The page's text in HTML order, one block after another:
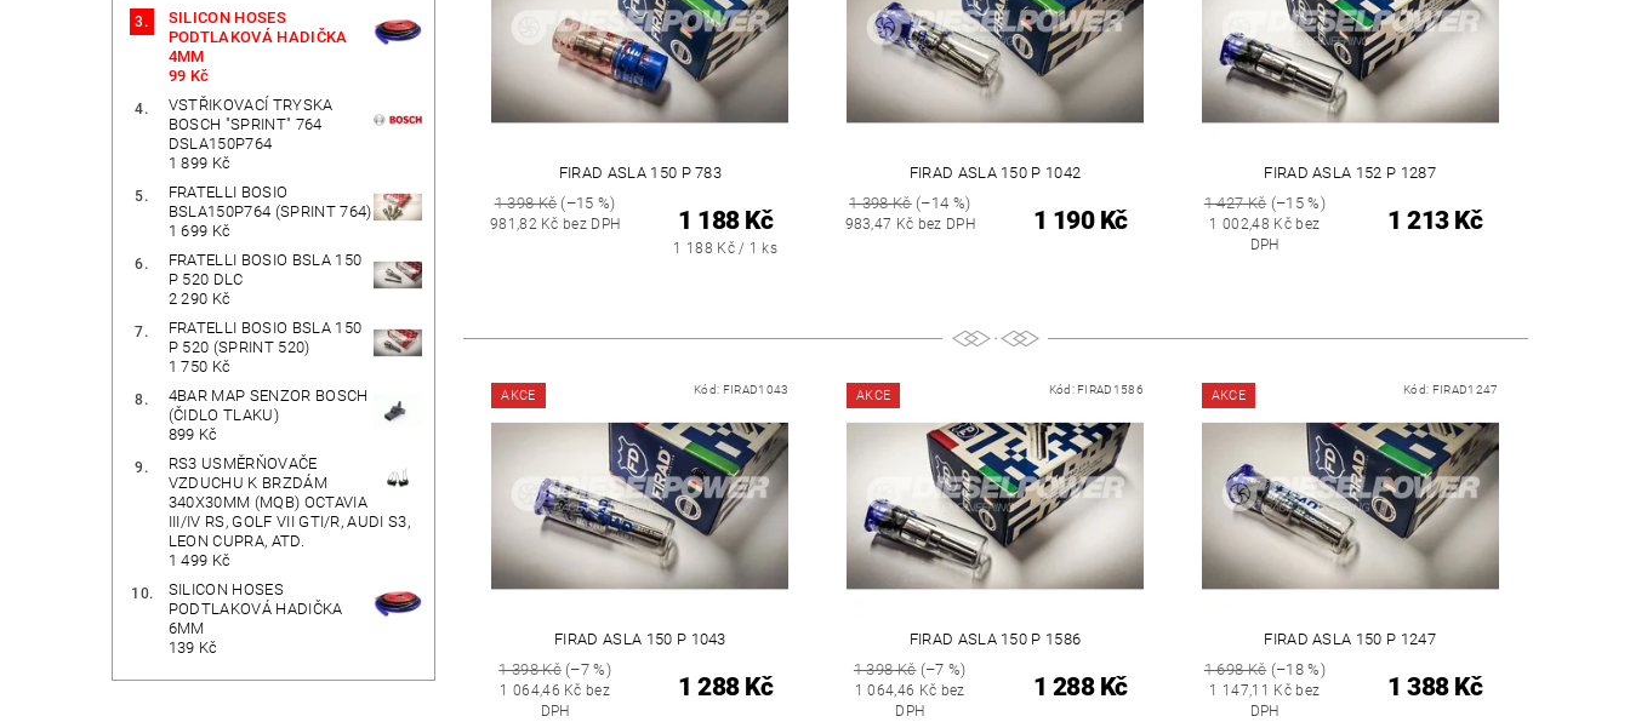
SILICON HOSES
PODTLAKOVÁ HADIČKA
4MM
99 Kč
VSTŘIKOVACÍ TRYSKA
BOSCH "SPRINT" 764
DSLA150P764
1 899 Kč
FRATELLI BOSIO
BSLA150P764 (SPRINT 764)
1 699 Kč
FRATELLI BOSIO BSLA 150
P 520 DLC
2 290 Kč
FRATELLI BOSIO BSLA 150
P 520 (SPRINT 520)
1 750 Kč
4BAR MAP SENZOR BOSCH
(ČIDLO TLAKU)
899 Kč
RS3 USMĚRŇOVAČE
VZDUCHU K BRZDÁM
340X30MM (MQB) OCTAVIA
III/IV RS, GOLF VII GTI/R, AUDI S3,
LEON CUPRA, ATD.
1 499 Kč
SILICON HOSES
PODTLAKOVÁ HADIČKA
6MM
139 Kč
FIRAD ASLA 150 P 783
1 398 Kč(–15 %)
981,82 Kč bez DPH 1 188 Kč
1 188 Kč / 1 ks
FIRAD ASLA 150 P 1042
1 398 Kč(–14 %)
983,47 Kč bez DPH 1 190 Kč
FIRAD ASLA 152 P 1287
1 427 Kč(–15 %)
1 002,48 Kč bez
DPH
1 213 Kč
AKCE Kód: FIRAD1043
FIRAD ASLA 150 P 1043
1 398 Kč(–7 %)
1 064,46 Kč bez
DPH
1 288 Kč
AKCE Kód: FIRAD1586
FIRAD ASLA 150 P 1586
1 398 Kč(–7 %)
1 064,46 Kč bez
DPH
1 288 Kč
AKCE Kód: FIRAD1247
FIRAD ASLA 150 P 1247
1 698 Kč(–18 %)
1 147,11 Kč bez
DPH
1 388 Kč